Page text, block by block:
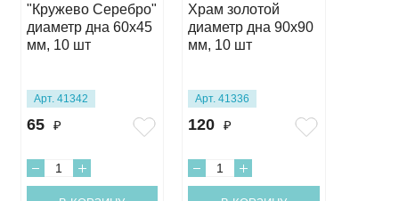
"Кружево Серебро"
диаметр дна 60х45
мм, 10 шт
Арт. 41342
65 ₽
Храм золотой
диаметр дна 90х90
мм, 10 шт
Арт. 41336
120 ₽